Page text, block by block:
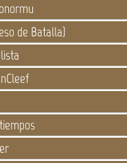
de Batalla)